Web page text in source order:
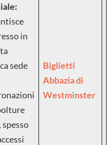
in
sede
spesso
Biglietti
Abbazia di
Westminster